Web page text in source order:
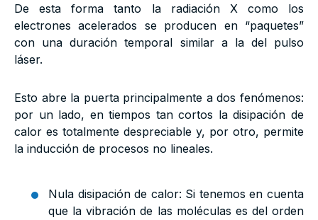
De esta forma tanto la radiación X como los
electrones acelerados se producen en “paquetes”
con una duración temporal similar a la del pulso
láser.
Esto abre la puerta principalmente a dos fenómenos:
por un lado, en tiempos tan cortos la disipación de
calor es totalmente despreciable y, por otro, permite
la inducción de procesos no lineales.
Nula disipación de calor: Si tenemos en cuenta
que la vibración de las moléculas es del orden